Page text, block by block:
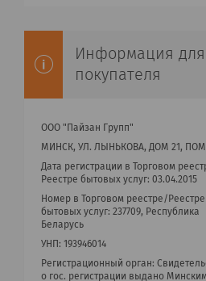
Информация для
покупателя
ООО "Пайзан Групп"
МИНСК, УЛ. ЛЫНЬКОВА, ДОМ 21, ПОМ.
Дата регистрации в Торговом
Реестре бытовых услуг: 03.04.2015
Номер в Торговом реестре/Реестре
бытовых услуг: 237709, Республика
Беларусь
УНП: 193946014
Регистрационный орган:
о гос. регистрации выдано